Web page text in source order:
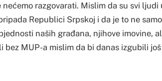
razgovarati. Mislim da su svi
Republici Srpskoj i da je to ne
naših građana, njihove imovine,
bez MUP-a mislim da bi danas izgubili